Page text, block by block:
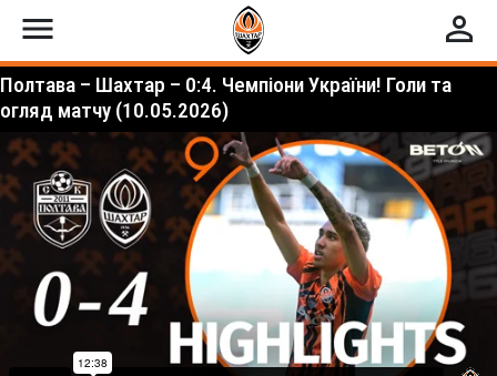
menu perm_identity
Полтава – Шахтар – 0:4. Чемпіони України! Голи та
огляд матчу (10.05.2026)